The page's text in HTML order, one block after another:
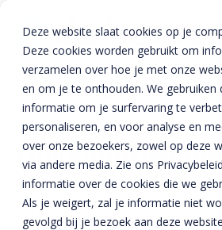
Deze website slaat cookies op je
Deze cookies worden gebruikt om
verzamelen over hoe je met onze
en om je te onthouden. We gebruiken
informatie om je surfervaring te
personaliseren, en voor analyse en
over onze bezoekers, zowel op deze
via andere media. Zie ons
informatie over de cookies die we
Als je weigert, zal je informatie niet
gevolgd bij je bezoek aan deze
Producten
Riolering
Bestrating
Oplossingen
BTE Groep
Onze verhalen
Home »Producten »
Oploopprojectbanden